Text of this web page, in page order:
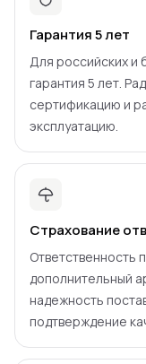
Гарантия 5 лет
Для российских и
гарантия 5 лет.
сертификацию и
эксплуатацию.
Страхование
Ответственность
дополнительный
надежность
подтверждение